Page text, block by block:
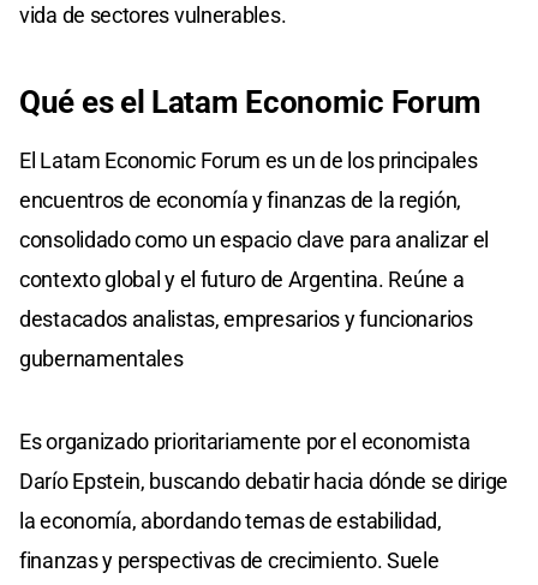
vida de sectores vulnerables.
Qué es el Latam Economic Forum
El Latam Economic Forum es un de los principales
encuentros de economía y finanzas de la región,
consolidado como un espacio clave para analizar el
contexto global y el futuro de Argentina. Reúne a
destacados analistas, empresarios y funcionarios
gubernamentales
Es organizado prioritariamente por el economista
Darío Epstein, buscando debatir hacia dónde se dirige
la economía, abordando temas de estabilidad,
finanzas y perspectivas de crecimiento. Suele